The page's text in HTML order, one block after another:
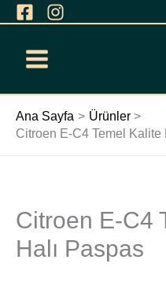
İçeriğe
Ana Sayfa
Ürünler
Citroen E-C4 Temel Kalite
Citroen E-C4
Halı Paspas
Citroen
E-